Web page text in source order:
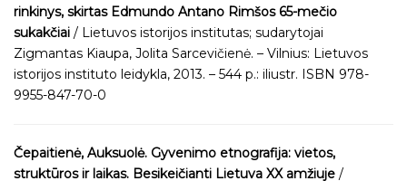
rinkinys, skirtas Edmundo Antano Rimšos 65-mečio
sukakčiai / Lietuvos istorijos institutas; sudarytojai
Zigmantas Kiaupa, Jolita Sarcevičienė. – Vilnius: Lietuvos
istorijos instituto leidykla, 2013. – 544 p.: iliustr. ISBN 978-
9955-847-70-0
Čepaitienė, Auksuolė. Gyvenimo etnografija: vietos,
struktūros ir laikas. Besikeičianti Lietuva XX amžiuje /